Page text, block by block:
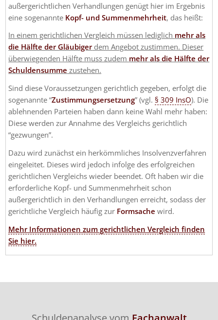
außergerichtlichen Verhandlungen genügt hier im Ergebnis
eine sogenannte Kopf- und Summenmehrheit, das heißt:
In einem gerichtlichen Vergleich müssen lediglich mehr als
die Hälfte der Gläubigerdem Angebot zustimmen. Dieser
überwiegenden Hälfte muss zudem mehr als die Hälfte der
Schuldensumme zustehen.
Sind diese Voraussetzungen gerichtlich gegeben, erfolgt die
sogenannte “Zustimmungsersetzung” (vgl. § 309 InsO). Die
ablehnenden Parteien haben dann keine Wahl mehr haben:
Diese werden zur Annahme des Vergleichs gerichtlich
“gezwungen”.
Dazu wird zunächst ein herkömmliches Insolvenzverfahren
eingeleitet. Dieses wird jedoch infolge des erfolgreichen
gerichtlichen Vergleichs wieder beendet. Oft haben wir die
erforderliche Kopf- und Summenmehrheit schon
außergerichtlich in den Verhandlungen erreicht, sodass der
gerichtliche Vergleich häufig zur Formsache wird.
Mehr Informationen zum gerichtlichen Vergleich finden
Sie hier.